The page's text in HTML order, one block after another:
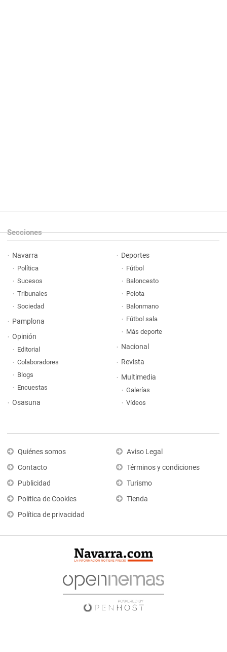
Secciones
Navarra
Política
Sucesos
Tribunales
Sociedad
Pamplona
Opinión
Editorial
Colaboradores
Blogs
Encuestas
Osasuna
Deportes
Fútbol
Baloncesto
Pelota
Balonmano
Fútbol sala
Más deporte
Nacional
Revista
Multimedia
Galerías
Vídeos
Quiénes somos
Contacto
Publicidad
Política de Cookies
Política de privacidad
Aviso Legal
Términos y condiciones
Turismo
Tienda